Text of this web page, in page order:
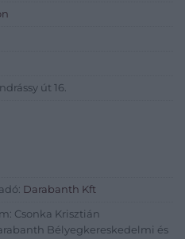
út 16.
Darabanth Kft
Csonka Krisztián
Bélyegkereskedelmi és